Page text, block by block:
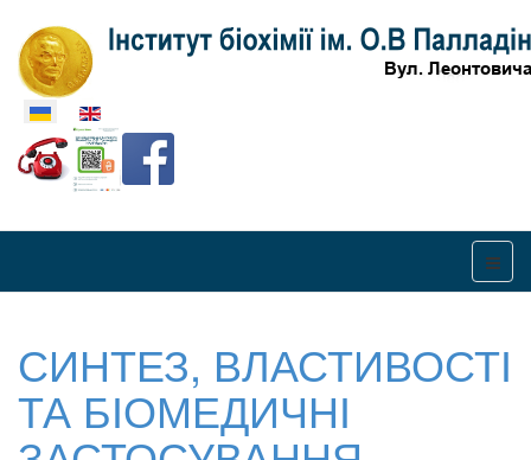
Оберіть свою мову
СИНТЕЗ, ВЛАСТИВОСТІ
ТА БІОМЕДИЧНІ